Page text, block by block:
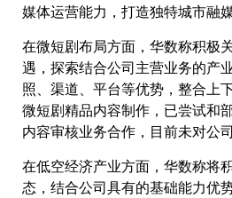
媒体运营能力，打造独特城市融媒
在微短剧布局方面，华数称积极
遇，探索结合公司主营业务的产
照、渠道、平台等优势，整合上
微短剧精品内容制作，已尝试和
内容审核业务合作，目前未对公
在低空经济产业方面，华数称将
态，结合公司具有的基础能力优